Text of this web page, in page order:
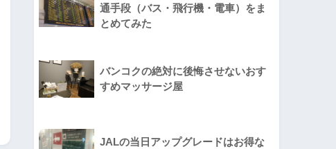
通手段（バス・飛行機・電車）をま
とめてみた
バンコクの絶対に後悔させないおす
すめマッサージ屋
JALの当日アップグレードはお得な